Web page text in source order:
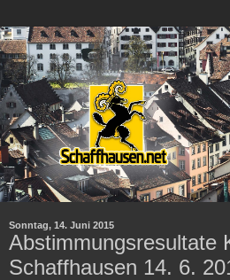
Sonntag, 14. Juni 2015
Abstimmungsresultate
Schaffhausen 14. 6.